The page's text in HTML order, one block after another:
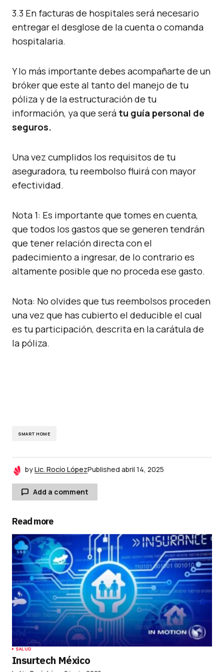
3.3 En facturas de hospitales será necesario
entregar el desglose de la cuenta o comanda
hospitalaria.
Y lo más importante debes acompañarte de un
bróker que este al tanto del manejo de tu
póliza y de la estructuración de tu
información, ya que será tu guía personal de
seguros.
Una vez cumplidos los requisitos de tu
aseguradora, tu reembolso fluirá con mayor
efectividad.
Nota 1: Es importante que tomes en cuenta,
que todos los gastos que se generen tendrán
que tener relación directa con el
padecimiento a ingresar, de lo contrario es
altamente posible que no proceda ese gasto.
Nota: No olvides que tus reembolsos proceden
una vez que has cubierto el deducible el cual
es tu participación, descrita en la carátula de
la póliza.
SMART HOME
byLic. Rocío LópezPublished abril 14, 2025
Add a comment
Tu dirección de correo electrónico no será
publicada.Los campos obligatorios están
marcados con
Comment*
Your Name*
Read more
SALUD
Insurtech México